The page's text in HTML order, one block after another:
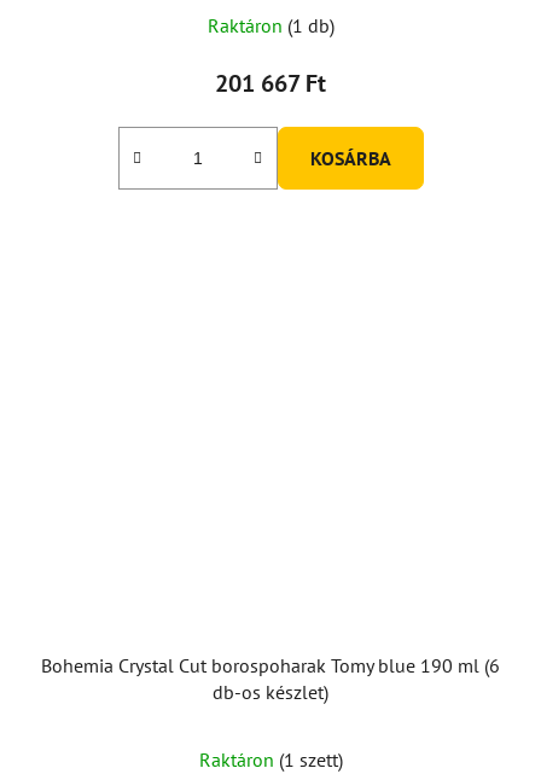
Raktáron (1 db)
201 667 Ft
KOSÁRBA
Bohemia Crystal Cut borospoharak Tomy blue 190 ml (6
db-os készlet)
Raktáron (1 szett)